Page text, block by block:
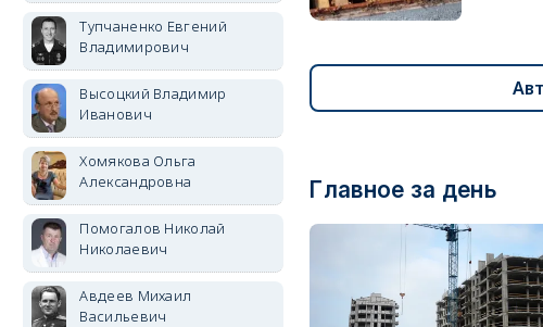
Главное за день
Тупчаненко Евгений
Владимирович
Высоцкий Владимир
Иванович
Хомякова Ольга
Александровна
Помогалов Николай
Николаевич
Авдеев Михаил
Васильевич